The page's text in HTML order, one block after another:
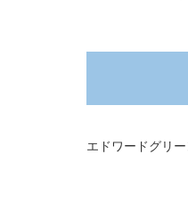
エドワードグリ